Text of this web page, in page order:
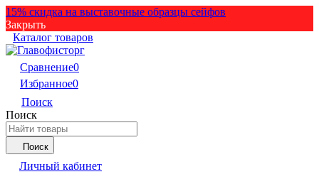
15% скидка на выставочные образцы сейфов
Закрыть
Каталог товаров
Сравнение0
Избранное0
Поиск
Поиск
Поиск
Личный кабинет